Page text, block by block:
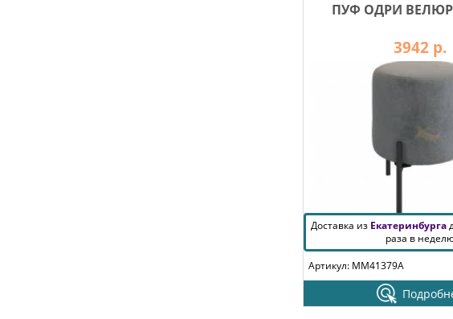
ПУФ ОДРИ
3942 р.
Доставка из Екатеринбурга
раза в
Артикул: MM41379A